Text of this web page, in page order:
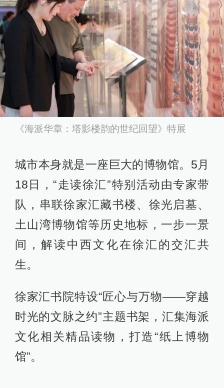
《海派华章：塔影楼韵的世纪回望》特展
城市本身就是一座巨大的博物馆。5月
18日，“走读徐汇”特别活动由专家带
队，串联徐家汇藏书楼、徐光启墓、
土山湾博物馆等历史地标，一步一景
间，解读中西文化在徐汇的交汇共
生。
徐家汇书院特设“匠心与万物——穿越
时光的文脉之约”主题书架，汇集海派
文化相关精品读物，打造“纸上博物
馆”。